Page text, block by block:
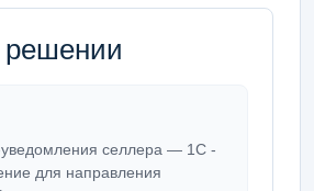
решении
селлера — 1С -
для направления